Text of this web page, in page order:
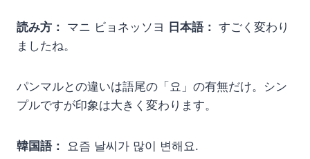
読み方： マニ ビョネッソヨ 日本語： すごく変わり
ましたね。
パンマルとの違いは語尾の「요」の有無だけ。シン
プルですが印象は大きく変わります。
韓国語： 요즘 날씨가 많이 변해요.